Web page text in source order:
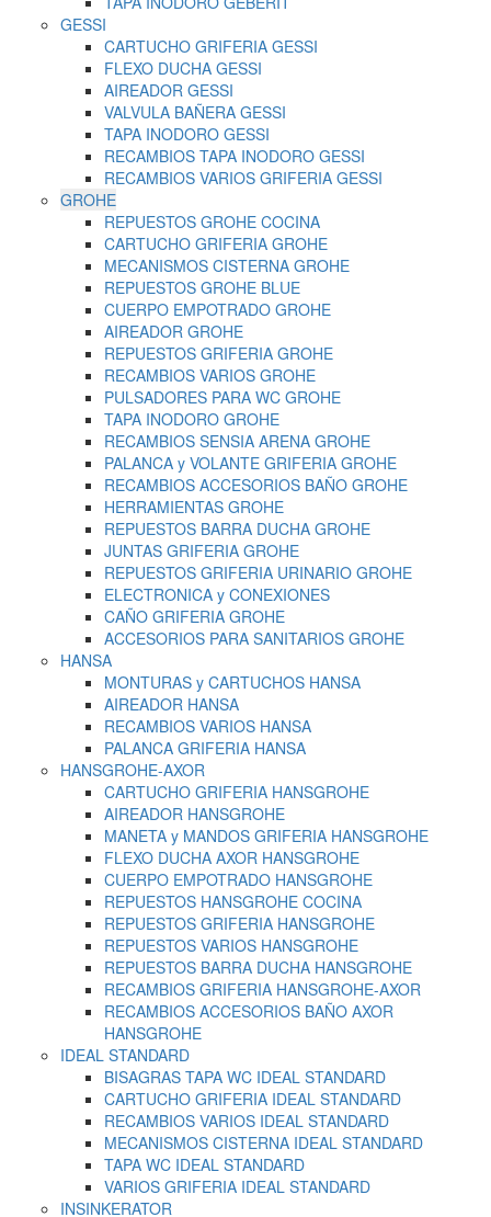
GESSI
CARTUCHO GRIFERIA GESSI
FLEXO DUCHA GESSI
AIREADOR GESSI
VALVULA BAÑERA GESSI
TAPA INODORO GESSI
RECAMBIOS TAPA INODORO GESSI
RECAMBIOS VARIOS GRIFERIA GESSI
GROHE
REPUESTOS GROHE COCINA
CARTUCHO GRIFERIA GROHE
MECANISMOS CISTERNA GROHE
REPUESTOS GROHE BLUE
CUERPO EMPOTRADO GROHE
AIREADOR GROHE
REPUESTOS GRIFERIA GROHE
RECAMBIOS VARIOS GROHE
PULSADORES PARA WC GROHE
TAPA INODORO GROHE
RECAMBIOS SENSIA ARENA GROHE
PALANCA y VOLANTE GRIFERIA GROHE
RECAMBIOS ACCESORIOS BAÑO GROHE
HERRAMIENTAS GROHE
REPUESTOS BARRA DUCHA GROHE
JUNTAS GRIFERIA GROHE
REPUESTOS GRIFERIA URINARIO GROHE
ELECTRONICA y CONEXIONES
CAÑO GRIFERIA GROHE
ACCESORIOS PARA SANITARIOS GROHE
HANSA
MONTURAS y CARTUCHOS HANSA
AIREADOR HANSA
RECAMBIOS VARIOS HANSA
PALANCA GRIFERIA HANSA
HANSGROHE-AXOR
CARTUCHO GRIFERIA HANSGROHE
AIREADOR HANSGROHE
MANETA y MANDOS GRIFERIA HANSGROHE
FLEXO DUCHA AXOR HANSGROHE
CUERPO EMPOTRADO HANSGROHE
REPUESTOS HANSGROHE COCINA
REPUESTOS GRIFERIA HANSGROHE
REPUESTOS VARIOS HANSGROHE
REPUESTOS BARRA DUCHA HANSGROHE
RECAMBIOS GRIFERIA HANSGROHE-AXOR
RECAMBIOS ACCESORIOS BAÑO AXOR
HANSGROHE
IDEAL STANDARD
BISAGRAS TAPA WC IDEAL STANDARD
CARTUCHO GRIFERIA IDEAL STANDARD
RECAMBIOS VARIOS IDEAL STANDARD
MECANISMOS CISTERNA IDEAL STANDARD
TAPA WC IDEAL STANDARD
VARIOS GRIFERIA IDEAL STANDARD
INSINKERATOR